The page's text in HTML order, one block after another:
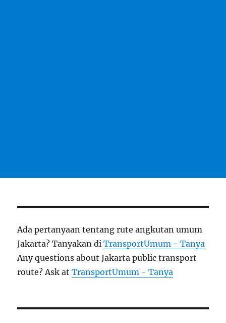
Ada pertanyaan tentang rute angkutan umum
Jakarta? Tanyakan diTransportUmum - Tanya
Any questions about Jakarta public transport
route? Ask atTransportUmum - Tanya